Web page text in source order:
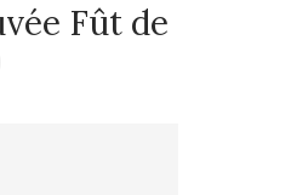
Fût de